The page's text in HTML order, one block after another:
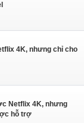
4K, nhưng chỉ cho
Netflix 4K, nhưng
hỗ trợ